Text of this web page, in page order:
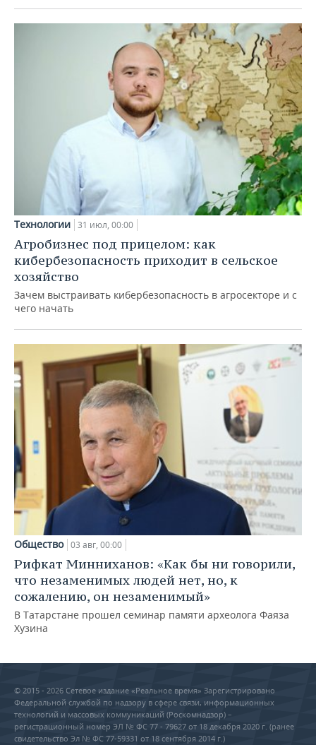
Технологии 31 июл, 00:00
Агробизнес под прицелом: как
кибербезопасность приходит в сельское
хозяйство
Зачем выстраивать кибербезопасность в агросекторе и с
чего начать
Общество 03 авг, 00:00
Рифкат Минниханов: «Как бы ни говорили,
что незаменимых людей нет, но, к
сожалению, он незаменимый»
В Татарстане прошел семинар памяти археолога Фаяза
Хузина
© 2015 - 2026 Сетевое издание «Реальное время» Зарегистрировано
Федеральной службой по надзору в сфере связи, информационных
технологий и массовых коммуникаций (Роскомнадзор) –
регистрационный номер ЭЛ № ФС 77 - 79627 от 18 декабря 2020 г. (ранее
свидетельство Эл № ФС 77-59331 от 18 сентября 2014 г.)